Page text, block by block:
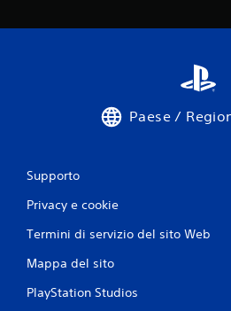
Paese /
Supporto
Privacy e cookie
Termini di servizio del sito Web
Mappa del sito
PlayStation Studios